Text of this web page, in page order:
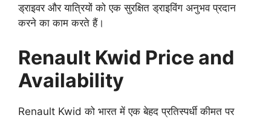
ड्राइवर और यात्रियों को एक सुरक्षित ड्राइविंग अनुभव प्रदान
करने का काम करते हैं।
Renault Kwid Price and
Availability
Renault Kwid को भारत में एक बेहद प्रतिस्पर्धी कीमत पर